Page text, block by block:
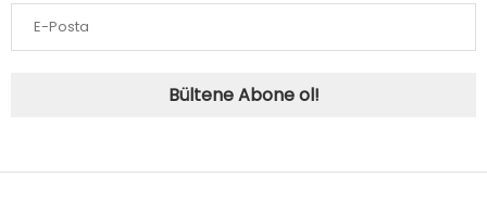
Bültene Abone ol!